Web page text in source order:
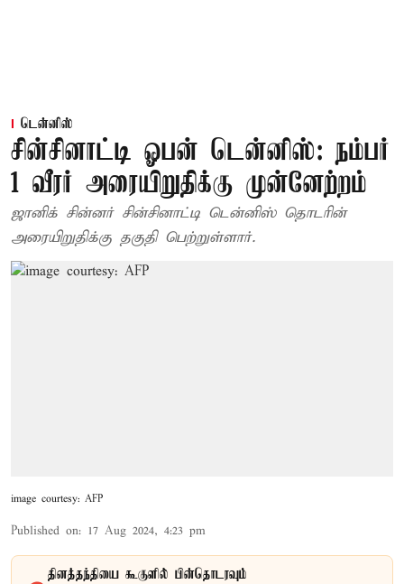
டென்னிஸ்
சின்சினாட்டி ஓபன் டென்னிஸ்: நம்பர்
1 வீரர் அரையிறுதிக்கு முன்னேற்றம்
ஜானிக் சின்னர் சின்சினாட்டி டென்னிஸ் தொடரின்
அரையிறுதிக்கு தகுதி பெற்றுள்ளார்.
image courtesy: AFP
Published on: 17 Aug 2024, 4:23 pm
தினத்தந்தியை கூகுளில் பின்தொடரவும்